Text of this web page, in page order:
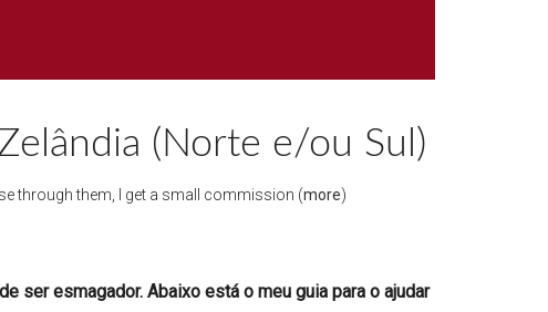
(Norte e/ou Sul)
through them, I get a small commission (more)
ser esmagador. Abaixo está o meu guia para o ajudar